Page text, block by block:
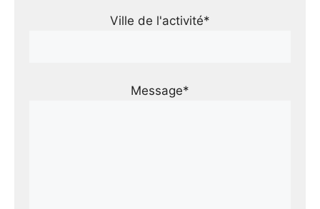
Ville de l'activité*
Message*